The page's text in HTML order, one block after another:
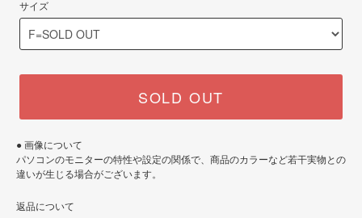
サイズ
SOLD OUT
● 画像について
パソコンのモニターの特性や設定の関係で、商品のカラーなど若干実物との
違いが生じる場合がございます。
返品について